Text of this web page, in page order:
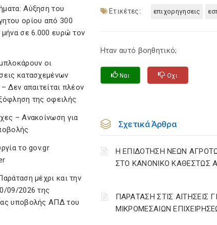
Αύξηση του
ορίου από 300
σε 6.000 ευρώ τον
οι
κατασχεμένων
Δεν απαιτείται πλέον
της οφειλής
– Ανακοίνωση για
το gov.gr
μέχρι και την
09/2026 της
υποβολής ΑΠΔ του
Ετικέτες: επιχορηγησεις
Ηταν αυτό βοηθητικό;
Ναι Οχι
Σχετικά Άρθρα
Η ΕΠΙΔΟΤΗΣΗ ΝΕΩΝ
ΣΤΟ ΚΑΝΟΝΙΚΟ ΚΑΘΕΣΤΩΣ
ΠΑΡΑΤΑΣΗ ΣΤΙΣ ΑΙΤΗΣΕΙΣ
ΜΙΚΡΟΜΕΣΑΙΩΝ